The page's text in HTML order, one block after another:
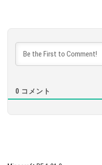
鉄ブロック
骨ブロック
粘土
金ブロック
ーは、ゲームクライア
0 コメント